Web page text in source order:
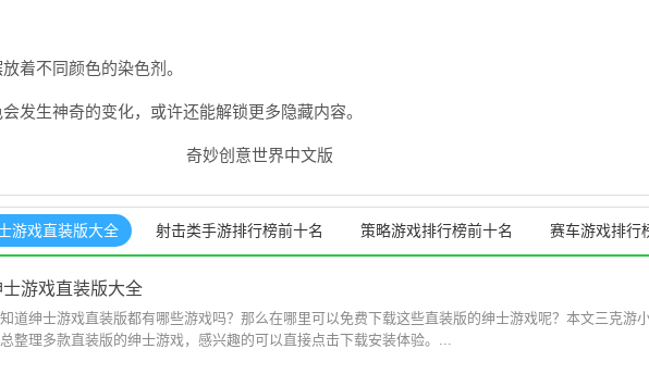
着不同颜色的染色剂。
发生神奇的变化，或许还能解锁更多隐藏内容。
游戏直装版大全 射击类手游排行榜前十名 策略游戏排行榜前十名 赛车游戏排行
士游戏直装版大全
道绅士游戏直装版都有哪些游戏吗？那么在哪里可以免费下载这些直装版的绅士游戏呢？本文三克游
整理多款直装版的绅士游戏，感兴趣的可以直接点击下载安装体验。...